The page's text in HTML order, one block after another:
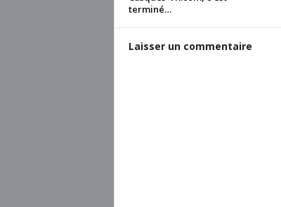
terminé…
Laisser un commentaire